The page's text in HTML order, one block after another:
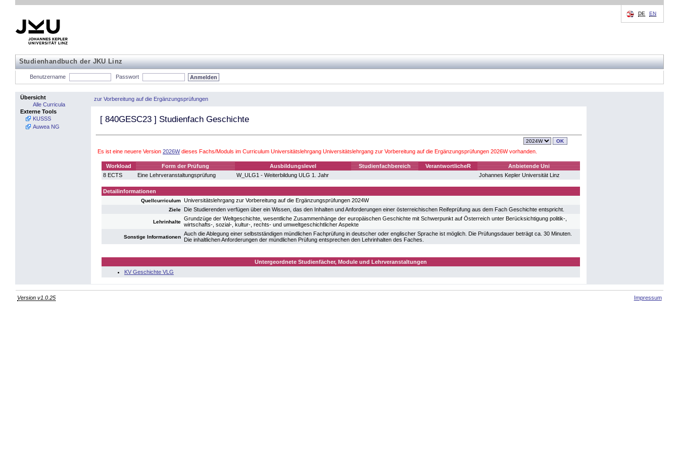
Studienhandbuch der JKU Linz
DE EN
Benutzername Passwort
Übersicht
Alle Curricula
Externe Tools
KUSSS
Auwea NG
zur Vorbereitung auf die Ergänzungsprüfungen
[ 840GESC23 ] Studienfach Geschichte
Es ist eine neuere Version 2026Wdieses Fachs/Moduls im Curriculum Universitätslehrgang Universitätslehrgang zur Vorbereitung auf die Ergänzungsprüfungen 2026W vorhanden.
Workload Form der Prüfung Ausbildungslevel Studienfachbereich VerantwortlicheR
Anbietende Uni
8 ECTS
Eine Lehrveranstaltungsprüfung W_ULG1 - Weiterbildung ULG 1. Jahr Johannes Kepler Universität Linz
Detailinformationen
Quellcurriculum Universitätslehrgang zur Vorbereitung auf die Ergänzungsprüfungen 2024W
Ziele Die Studierenden verfügen über ein Wissen, das den Inhalten und Anforderungen einer österreichischen Reifeprüfung aus dem Fach Geschichte entspricht.
Lehrinhalte
Grundzüge der Weltgeschichte, wesentliche Zusammenhänge der europäischen Geschichte mit Schwerpunkt auf Österreich unter Berücksichtigung politik-,
wirtschafts-, sozial-, kultur-, rechts- und umweltgeschichtlicher Aspekte
Sonstige Informationen
Auch die Ablegung einer selbstständigen mündlichen Fachprüfung in deutscher oder englischer Sprache ist möglich. Die Prüfungsdauer beträgt ca. 30 Minuten.
Die inhaltlichen Anforderungen der mündlichen Prüfung entsprechen den Lehrinhalten des Faches.
Untergeordnete Studienfächer, Module und Lehrveranstaltungen
KV Geschichte VLG
Version v1.0.25 Impressum